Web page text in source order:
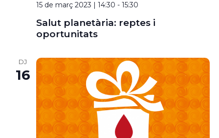
15 de març 2023 | 14:30 - 15:30
Salut planetària: reptes i
oportunitats
DJ
16